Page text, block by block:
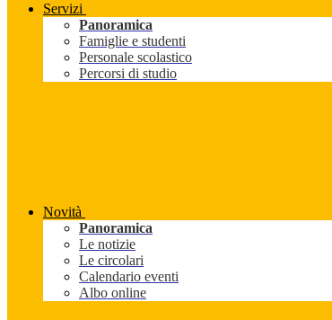
Servizi
Panoramica
Famiglie e studenti
Personale scolastico
Percorsi di studio
Novità
Panoramica
Le notizie
Le circolari
Calendario eventi
Albo online